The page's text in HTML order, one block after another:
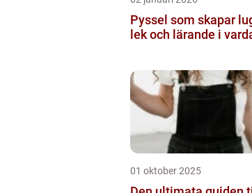
Pyssel som skapar
lek och lärande i
01 oktober 2025